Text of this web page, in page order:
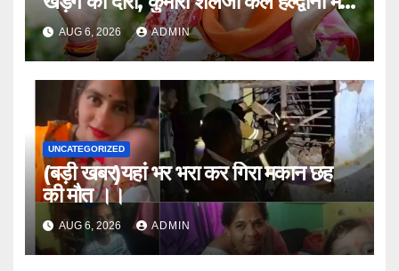
।।AUG 6, 2026 ADMIN
UNCATEGORIZED
(बड़ी खबर)यहां भर भरा कर गिरा मकान छह
की मौत ।।
AUG 6, 2026 ADMIN